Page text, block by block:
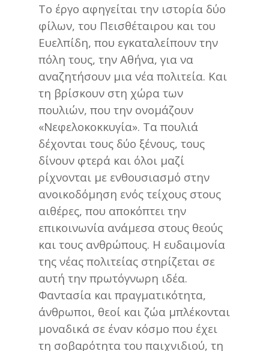
Το έργο αφηγείται την ιστορία δύο
φίλων, του Πεισθέταιρου και του
Ευελπίδη, που εγκαταλείπουν την
πόλη τους, την Αθήνα, για να
αναζητήσουν μια νέα πολιτεία. Και
τη βρίσκουν στη χώρα των
πουλιών, που την ονομάζουν
«Νεφελοκοκκυγία». Τα πουλιά
δέχονται τους δύο ξένους, τους
δίνουν φτερά και όλοι μαζί
ρίχνονται με ενθουσιασμό στην
ανοικοδόμηση ενός τείχους στους
αιθέρες, που αποκόπτει την
επικοινωνία ανάμεσα στους θεούς
και τους ανθρώπους. Η ευδαιμονία
της νέας πολιτείας στηρίζεται σε
αυτή την πρωτόγνωρη ιδέα.
Φαντασία και πραγματικότητα,
άνθρωποι, θεοί και ζώα μπλέκονται
μοναδικά σε έναν κόσμο που έχει
τη σοβαρότητα του παιχνιδιού, τη